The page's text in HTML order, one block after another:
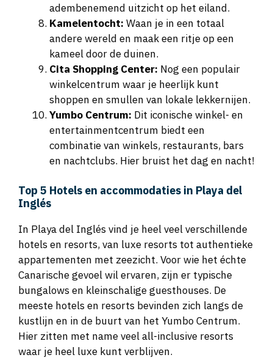
adembenemend uitzicht op het eiland.
Kamelentocht: Waan je in een totaal
andere wereld en maak een ritje op een
kameel door de duinen.
Cita Shopping Center: Nog een populair
winkelcentrum waar je heerlijk kunt
shoppen en smullen van lokale lekkernijen.
Yumbo Centrum: Dit iconische winkel- en
entertainmentcentrum biedt een
combinatie van winkels, restaurants, bars
en nachtclubs. Hier bruist het dag en nacht!
Top 5 Hotels en accommodaties in Playa del
Inglés
In Playa del Inglés vind je heel veel verschillende
hotels en resorts, van luxe resorts tot authentieke
appartementen met zeezicht. Voor wie het échte
Canarische gevoel wil ervaren, zijn er typische
bungalows en kleinschalige guesthouses. De
meeste hotels en resorts bevinden zich langs de
kustlijn en in de buurt van het Yumbo Centrum.
Hier zitten met name veel all-inclusive resorts
waar je heel luxe kunt verblijven.